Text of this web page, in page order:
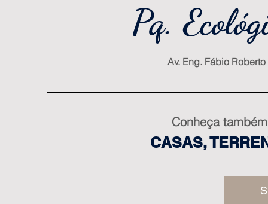
Pq.
Av. Eng. Fábio
Conheça
CASAS,